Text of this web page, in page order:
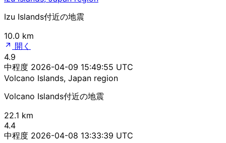
Izu Islands付近の地震
10.0 km
開く
4.9
中程度 2026-04-09 15:49:55 UTC
Volcano Islands, Japan region
Volcano Islands付近の地震
22.1 km
4.4
中程度 2026-04-08 13:33:39 UTC